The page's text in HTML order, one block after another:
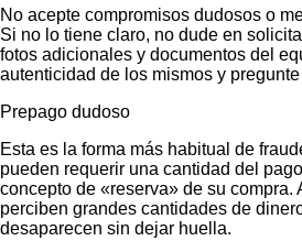
No acepte compromisos dudosos o
Si no lo tiene claro, no dude en
fotos adicionales y documentos del
autenticidad de los mismos y
Prepago dudoso
Esta es la forma más habitual de
pueden requerir una cantidad del
concepto de «reserva» de su compra.
perciben grandes cantidades de
desaparecen sin dejar huella.